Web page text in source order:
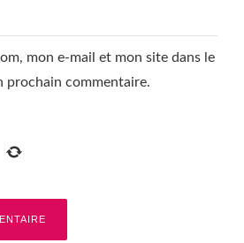
mon e-mail et mon site dans le
prochain commentaire.